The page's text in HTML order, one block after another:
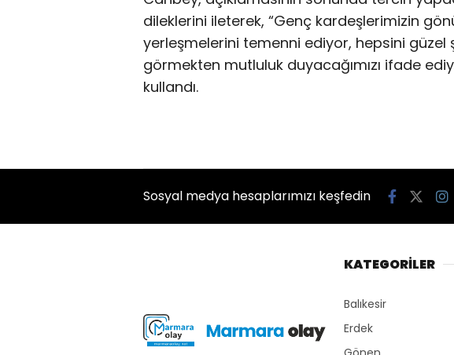
dileklerini ileterek, “Genç kardeşlerimizin
yerleşmelerini temenni ediyor, hepsini güzel
görmekten mutluluk duyacağımızı ifade
kullandı.
Sosyal medya hesaplarımızı keşfedin
KATEGORİLER
Balıkesir
Erdek